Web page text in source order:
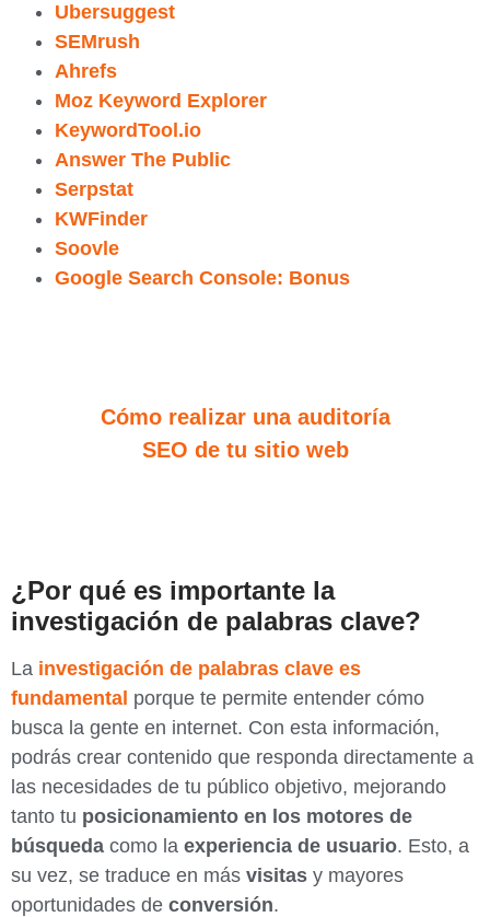
Ubersuggest
SEMrush
Ahrefs
Moz Keyword Explorer
KeywordTool.io
Answer The Public
Serpstat
KWFinder
Soovle
Google Search Console: Bonus
Cómo realizar una auditoría
SEO de tu sitio web
¿Por qué es importante la
investigación de palabras clave?
La investigación de palabras clave es
fundamental porque te permite entender cómo
busca la gente en internet. Con esta información,
podrás crear contenido que responda directamente a
las necesidades de tu público objetivo, mejorando
tanto tu posicionamiento en los motores de
búsqueda como la experiencia de usuario. Esto, a
su vez, se traduce en más visitas y mayores
oportunidades de conversión.